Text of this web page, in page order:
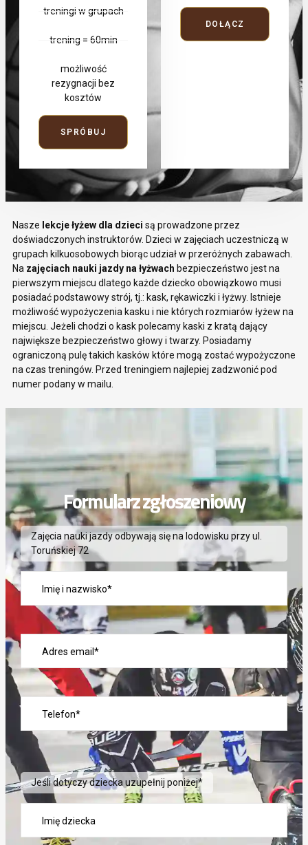
treningi w grupach
trening = 60min
możliwość
rezygnacji bez
kosztów
SPRÓBUJ
DOŁĄCZ
Nasze lekcje łyżew dla dzieci są prowadzone przez
doświadczonych instruktorów. Dzieci w zajęciach uczestniczą w
grupach kilkuosobowych biorąc udział w przeróżnych zabawach.
Na zajęciach nauki jazdy na łyżwach bezpieczeństwo jest na
pierwszym miejscu dlatego każde dziecko obowiązkowo musi
posiadać podstawowy strój, tj.: kask, rękawiczki i łyżwy. Istnieje
możliwość wypożyczenia kasku i nie których rozmiarów łyżew na
miejscu. Jeżeli chodzi o kask polecamy kaski z kratą dający
największe bezpieczeństwo głowy i twarzy. Posiadamy
ograniczoną pulę takich kasków które mogą zostać wypożyczone
na czas treningów. Przed treningiem najlepiej zadzwonić pod
numer podany w mailu.
Formularz zgłoszeniowy
Zajęcia nauki jazdy odbywają się na lodowisku przy ul.
Toruńskiej 72
Jeśli dotyczy dziecka uzupełnij poniżej*